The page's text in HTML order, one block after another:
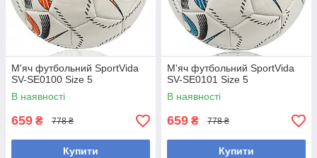
М'яч футбольний SportVida
SV-SE0100 Size 5
В наявності
659 ₴ 778 ₴
Купити
М'яч футбольний SportVida
SV-SE0101 Size 5
В наявності
659 ₴ 778 ₴
Купити